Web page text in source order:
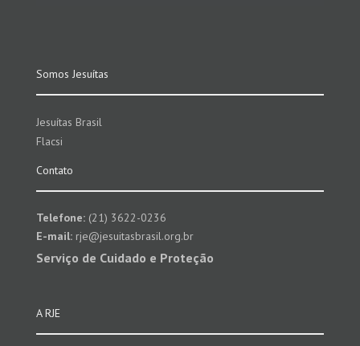
Somos Jesuítas
Jesuítas Brasil
Flacsi
Contato
Telefone:(21) 3622-0236
E-mail:rje@jesuitasbrasil.org.br
Serviço de Cuidado e Proteção
A RJE